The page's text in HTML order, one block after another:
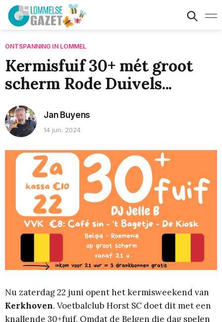
ONTSPANNING IN LOMMEL
Kermisfuif 30+ mét groot
scherm Rode Duivels...
Jan Buyens
14 jun. 2024
Nu zaterdag 22 juni opent het kermisweekend van
Kerkhoven. Voetbalclub Horst SC doet dit met een
knallende 30+fuif. Omdat de Belgen die dag spelen